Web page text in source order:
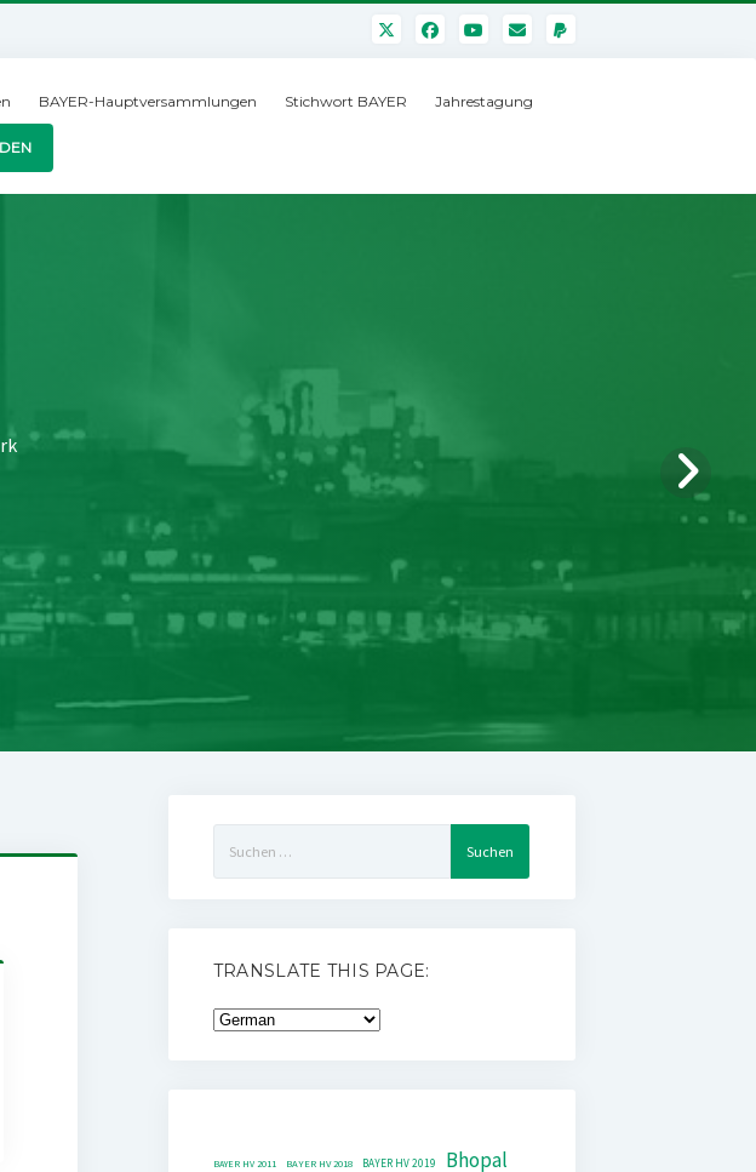
BAYER-Hauptversammlungen Stichwort BAYER Jahrestagung
nach:
TRANSLATE THIS PAGE:
BAYER HV 2011 BAYER HV 2018 BAYER HV 2019 Bhopal